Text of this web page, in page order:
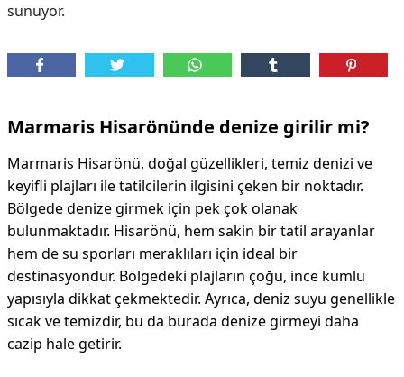
sunuyor.
Marmaris Hisarönünde denize girilir mi?
Marmaris Hisarönü, doğal güzellikleri, temiz denizi ve
keyifli plajları ile tatilcilerin ilgisini çeken bir noktadır.
Bölgede denize girmek için pek çok olanak
bulunmaktadır. Hisarönü, hem sakin bir tatil arayanlar
hem de su sporları meraklıları için ideal bir
destinasyondur. Bölgedeki plajların çoğu, ince kumlu
yapısıyla dikkat çekmektedir. Ayrıca, deniz suyu genellikle
sıcak ve temizdir, bu da burada denize girmeyi daha
cazip hale getirir.